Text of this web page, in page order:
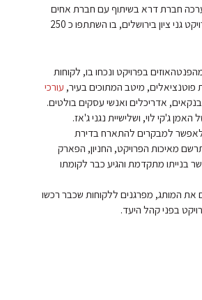
ה29 ליולי ערכה חברת דרא בשיתוף עם חברת אחים
חסיד קוקטייל חגיגי בפרויקט גני ציון בירושלים, בו השתתפו כ 250
בפרויקט ונכחו בו, לקוחות
פוטנציאלים, מיטב המתוכים בעיר, עורכי
אדריכלים ואנשי עסקים בולטים.
ג'קי לוי, ושלישיית נגני ג'אז.
למבקרים להתארח בדירת
מאיכות הפרויקט, החניון, הפארק
בנייתו מתקדמת והגיע כבר לקומתו
את המותג, מפרגנים ללקוחות שכבר רכשו
בפני קהל היעד.